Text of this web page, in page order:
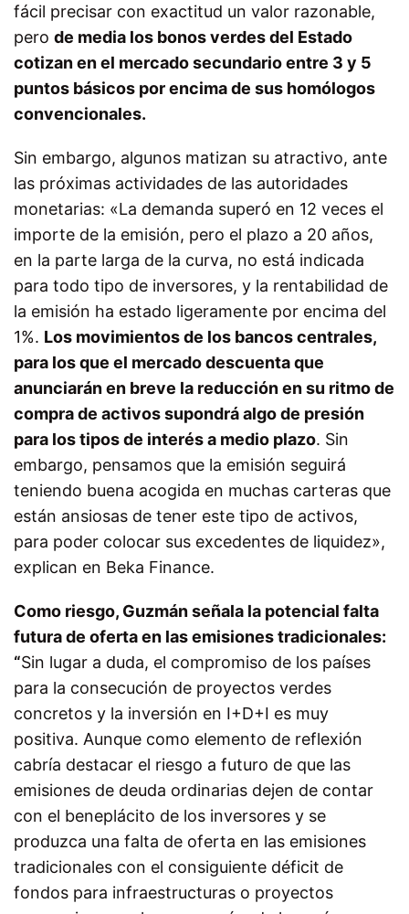
fácil precisar con exactitud un valor razonable,
pero de media los bonos verdes del Estado
cotizan en el mercado secundario entre 3 y 5
puntos básicos por encima de sus homólogos
convencionales.
Sin embargo, algunos matizan su atractivo, ante
las próximas actividades de las autoridades
monetarias: «La demanda superó en 12 veces el
importe de la emisión, pero el plazo a 20 años,
en la parte larga de la curva, no está indicada
para todo tipo de inversores, y la rentabilidad de
la emisión ha estado ligeramente por encima del
1%. Los movimientos de los bancos centrales,
para los que el mercado descuenta que
anunciarán en breve la reducción en su ritmo de
compra de activos supondrá algo de presión
para los tipos de interés a medio plazo. Sin
embargo, pensamos que la emisión seguirá
teniendo buena acogida en muchas carteras que
están ansiosas de tener este tipo de activos,
para poder colocar sus excedentes de liquidez»,
explican en Beka Finance.
Como riesgo, Guzmán señala la potencial falta
futura de oferta en las emisiones tradicionales:
“Sin lugar a duda, el compromiso de los países
para la consecución de proyectos verdes
concretos y la inversión en I+D+I es muy
positiva. Aunque como elemento de reflexión
cabría destacar el riesgo a futuro de que las
emisiones de deuda ordinarias dejen de contar
con el beneplácito de los inversores y se
produzca una falta de oferta en las emisiones
tradicionales con el consiguiente déficit de
fondos para infraestructuras o proyectos